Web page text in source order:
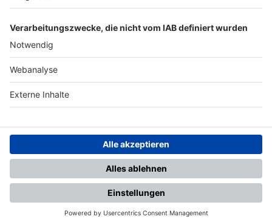
Nutzungsbedingungen Datenschutz Impressum